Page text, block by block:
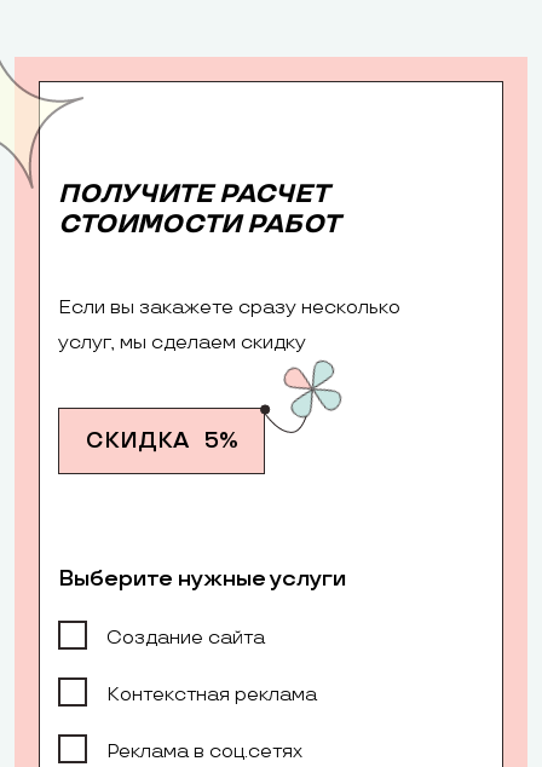
ПОЛУЧИТЕ РАСЧЕТ
СТОИМОСТИ РАБОТ
Если вы закажете сразу несколько
услуг, мы сделаем скидку
СКИДКА 5%
Выберите нужные услуги
Создание сайта
Контекстная реклама
Реклама в соц.сетях